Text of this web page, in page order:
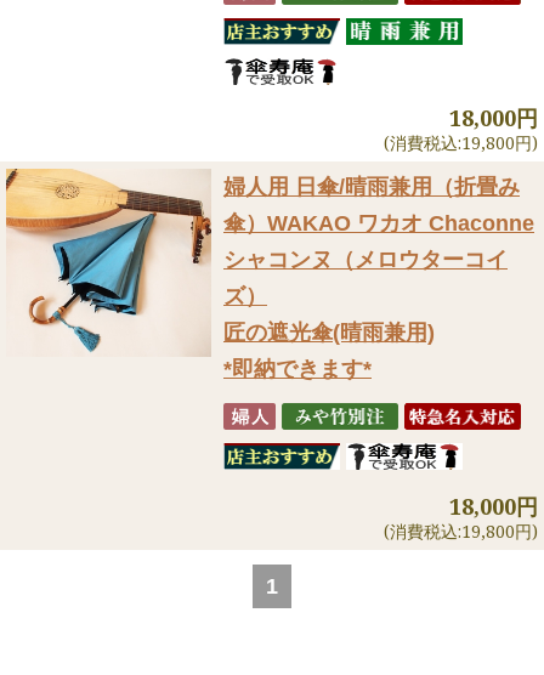
18,000円
(消費税込:19,800円)
婦人用 日傘/晴雨兼用（折畳み
傘） WAKAO ワカオ Chaconne
シャコンヌ（メロウターコイ
ズ）
匠の遮光傘(晴雨兼用)
*即納できます*
18,000円
(消費税込:19,800円)
1